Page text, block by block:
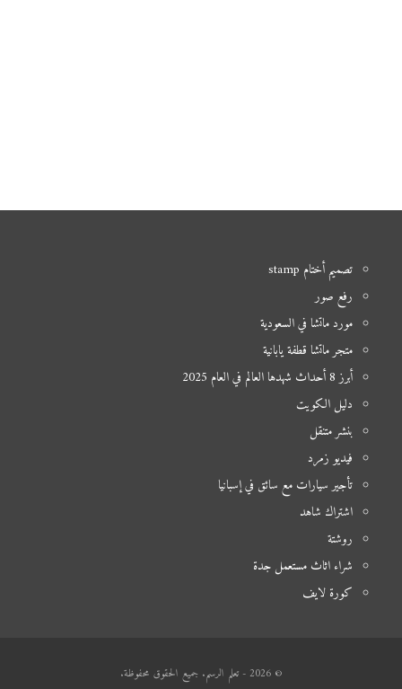
تصميم أختام stamp
رفع صور
مورد ماتشا في السعودية
متجر ماتشا قطفة يابانية
أبرز 8 أحداث شهدها العالم في العام 2025
دليل الكويت
بنشر متنقل
فيديو زمرد
تأجير سيارات مع سائق في إسبانيا
اشتراك شاهد
روشتة
شراء اثاث مستعمل جدة
كورة لايف
© 2026 - تعلم الرسم. جميع الحقوق محفوظة.